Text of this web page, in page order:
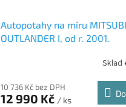
Autopotahy na míru
OUTLANDER I, od r. 2001.
Sklad
10 736 Kč bez DPH
12 990 Kč / ks